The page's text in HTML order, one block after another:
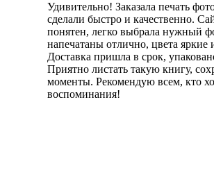
Удивительно! Заказала печать
сделали быстро и качественно.
понятен, легко выбрала нужный
напечатаны отлично, цвета
Доставка пришла в срок,
Приятно листать такую книгу,
моменты. Рекомендую всем, кто
воспоминания!